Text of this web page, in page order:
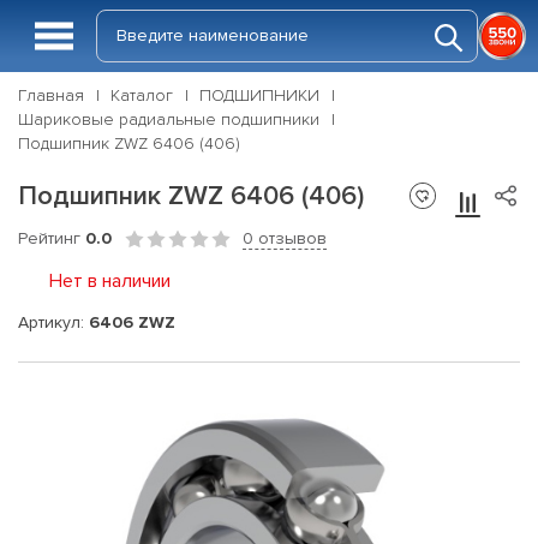
Главная Каталог
ПОДШИПНИКИ
Шариковые радиальные подшипники
Подшипник ZWZ 6406 (406)
Подшипник ZWZ 6406 (406)
Рейтинг 0.0 0 отзывов
Нет в наличии
Артикул: 6406 ZWZ